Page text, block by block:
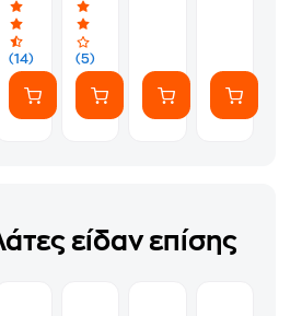
(14) (5)
είδαν επίσης